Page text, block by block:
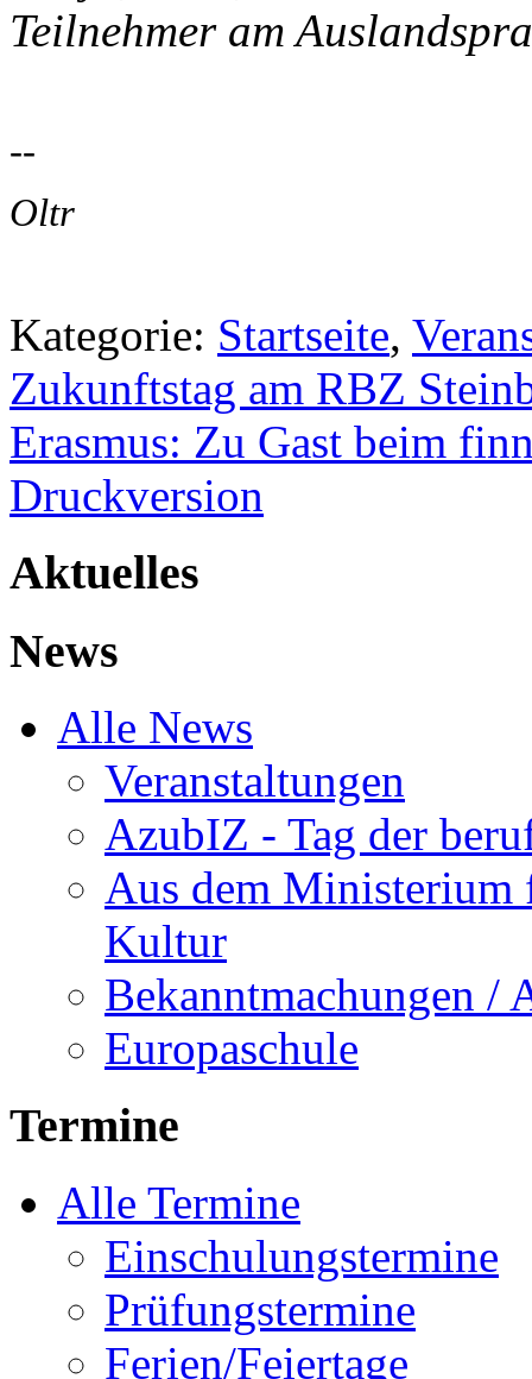
Teilnehmer am
--
Oltr
Kategorie: Startseite,
Zukunftstag am RBZ
Erasmus: Zu Gast beim
Druckversion
Aktuelles
News
Alle News
Veranstaltungen
AzubIZ - Tag der
Aus dem Ministerium
Kultur
Bekanntmachungen /
Europaschule
Termine
Alle Termine
Einschulungstermine
Prüfungstermine
Ferien/Feiertage